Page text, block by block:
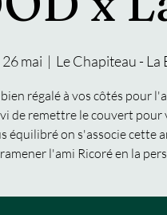
mai
  |
Le Chapiteau - La
régalé à vos côtés pour
de remettre le couvert pour
équilibré on s'associe cette
l'ami Ricoré en la